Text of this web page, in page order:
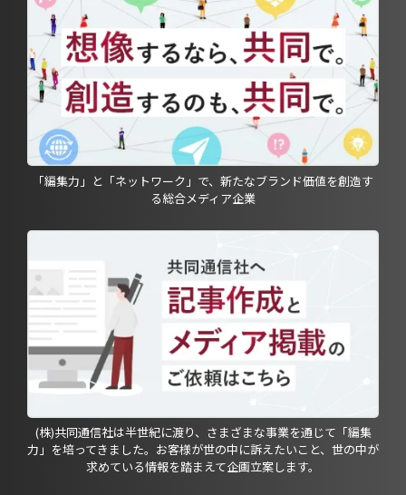
「編集力」と「ネットワーク」で、新たなブランド価値を創造す
る総合メディア企業
(株)共同通信社は半世紀に渡り、さまざまな事業を通じて「編集
力」を培ってきました。お客様が世の中に訴えたいこと、世の中が
求めている情報を踏まえて企画立案します。